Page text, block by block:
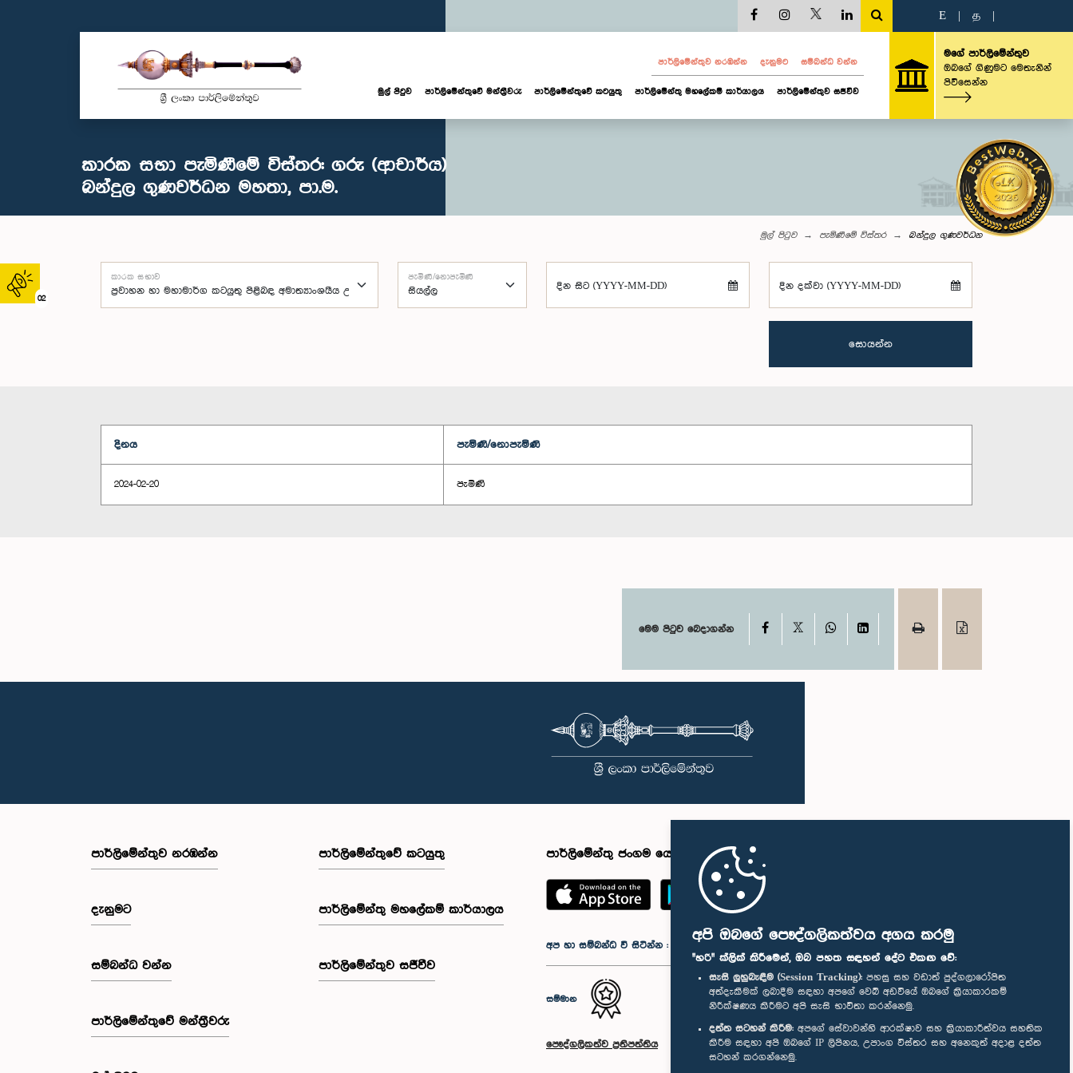
අපි ඔබගේ පෞද්ගලිකත්වය අගය කරමු
"හරි" ක්ලික් කිරීමෙන්, ඔබ පහත සඳහන් දේට එකඟ වේ:
සැසි ලුහුබැඳීම (Session Tracking): පහසු සහ වඩාත් පුද්ගලාරෝපිත
අත්දැකීමක් ලබාදීම සඳහා අපගේ වෙබ් අඩවියේ ඔබගේ ක්‍රියාකාරකම්
නිරීක්ෂණය කිරීමට අපි සැසි භාවිතා කරන්නෙමු.
දත්ත සටහන් කිරීම: අපගේ සේවාවන්හි ආරක්ෂාව සහ ක්‍රියාකාරීත්වය සහතික
කිරීම සඳහා අපි ඔබගේ IP ලිපිනය, උපාංග විස්තර සහ අනෙකුත් අදාළ දත්ත
සටහන් කරගන්නෙමු.
02
E த
පාර්ලි‌මේන්තුව නරඹන්න දැනුමට සම්බන්ධ වන්න
මුල් පිටුව පාර්ලි‌මේන්තුවේ මන්ත්‍රීවරු පාර්ලිමේන්තුවේ කටයුතු පාර්ලිමේන්තු මහලේකම් කාර්යාලය පාර්ලිමේන්තුව සජීවීව
මගේ පාර්ලිමේන්තුව
ඔබගේ ගිණුමට මෙතැනින්
පිවිසෙන්න
කාරක සභා පැමිණීමේ විස්තර: ගරු (ආචාර්ය)
බන්දුල ගුණවර්ධන මහතා, පා.ම.
මුල් පිටුව පැමිණීමේ විස්තර බන්දුල ගුණවර්ධන
කාරක සභාව පැමිණි/නොපැමිණි
දින සිට (YYYY-MM-DD) දින දක්වා (YYYY-MM-DD)
සොයන්න
දිනය පැමිණි/නොපැමිණි
2024-02-20 පැමිණි
මෙම පිටුව බෙදාගන්න Facebook WhatsAppLinkedIn
පාර්ලි‌මේන්තුව නරඹන්න
දැනුමට
සම්බන්ධ වන්න
පාර්ලි‌මේන්තුවේ මන්ත්‍රීවරු
පාර්ලිමේන්තුවේ කටයුතු
පාර්ලිමේන්තු මහලේකම් කාර්යාලය
පාර්ලිමේන්තුව සජීවීව
පාර්ලිමේන්තු ජංගම යෙදුම
අප හා සම්බන්ධ වී සිටින්න :
සම්මාන
පෞද්ගලිකත්ව ප්‍රතිපත්තිය